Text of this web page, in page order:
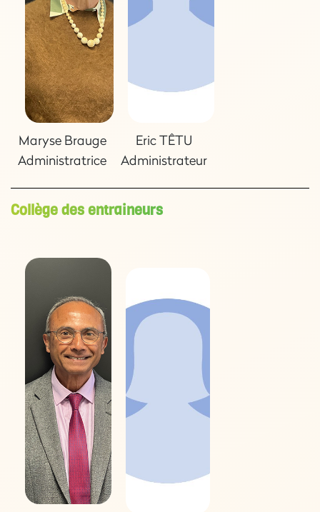
Maryse Brauge
Administratrice
Eric TÊTU
Administrateur
Collège des entraineurs